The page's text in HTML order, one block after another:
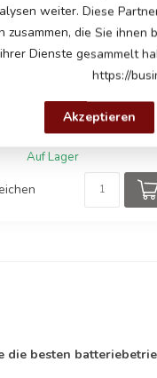
STREETFIGHTER 24V
DREIRAD
für kleine
€239,00
Auf Lager
die besten
weiter. Diese
zusammen, die Sie
ihrer Dienste gesammelt
https://
Akzeptieren